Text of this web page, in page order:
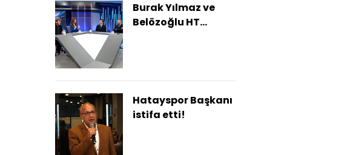
Burak Yılmaz ve
Belözoğlu HT
Hatayspor Başkanı
istifa etti!